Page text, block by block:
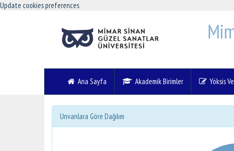
Update cookies preferences
Ana Sayfa Akademik Birimler Yöksis
Unvanlara Göre Dağılım